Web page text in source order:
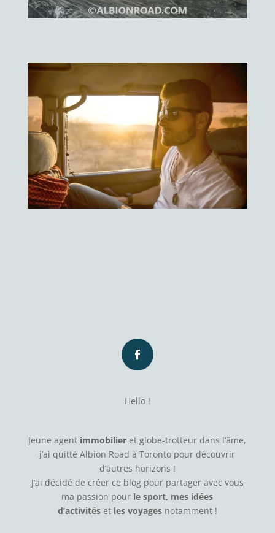
Hello !
Jeune agent immobilier et globe-trotteur dans l’âme,
j’ai quitté Albion Road à Toronto pour découvrir
d’autres horizons !
J’ai décidé de créer ce blog pour partager avec vous
ma passion pour le sport, mes idées
d’activitéset les voyagesnotamment !